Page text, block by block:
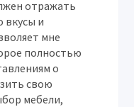
отражать
вкусы и
мне
полностью
о
свою
мебели,